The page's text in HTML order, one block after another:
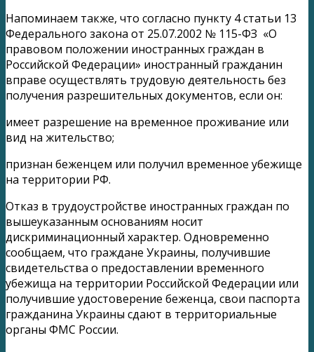
Напоминаем также, что согласно пункту 4 статьи 13
Федерального закона от 25.07.2002 № 115-ФЗ «О
правовом положении иностранных граждан в
Российской Федерации» иностранный гражданин
вправе осуществлять трудовую деятельность без
получения разрешительных документов, если он:
имеет разрешение на временное проживание или
вид на жительство;
признан беженцем или получил временное убежище
на территории РФ.
Отказ в трудоустройстве иностранных граждан по
вышеуказанным основаниям носит
дискриминационный характер. Одновременно
сообщаем, что граждане Украины, получившие
свидетельства о предоставлении временного
убежища на территории Российской Федерации или
получившие удостоверение беженца, свои паспорта
гражданина Украины сдают в территориальные
органы ФМС России.